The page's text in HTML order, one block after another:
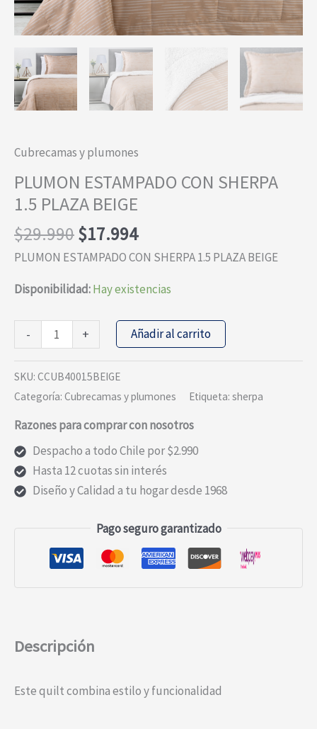
Cubrecamas y plumones
PLUMON ESTAMPADO CON SHERPA
1.5 PLAZA BEIGE
$29.990El
precio
era:
$17.994El
precio
es:
PLUMON ESTAMPADO CON SHERPA 1.5 PLAZA BEIGE
Disponibilidad:Hay existencias
-
PLUMON
ESTAMPADO
CON
SHERPA
PLAZA
BEIGE
cantidad
+ Añadir al carrito
SKU: CCUB40015BEIGE
Categoría: Cubrecamas y plumones Etiqueta: sherpa
Razones para comprar con nosotros
Despacho a todo Chile por $2.990
Hasta 12 cuotas sin interés
Diseño y Calidad a tu hogar desde 1968
Pago seguro garantizado
Descripción
Este quilt combina estilo y funcionalidad